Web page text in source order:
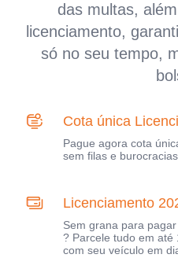
das multas,
licenciamento,
só no seu tempo,
Cota única
Pague agora cota
sem filas e
Licenciamento
Sem grana para
? Parcele tudo em até
com seu veículo em